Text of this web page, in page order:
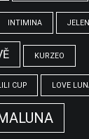
INTIMINA JELEN
KURZEO
CUP LOVE